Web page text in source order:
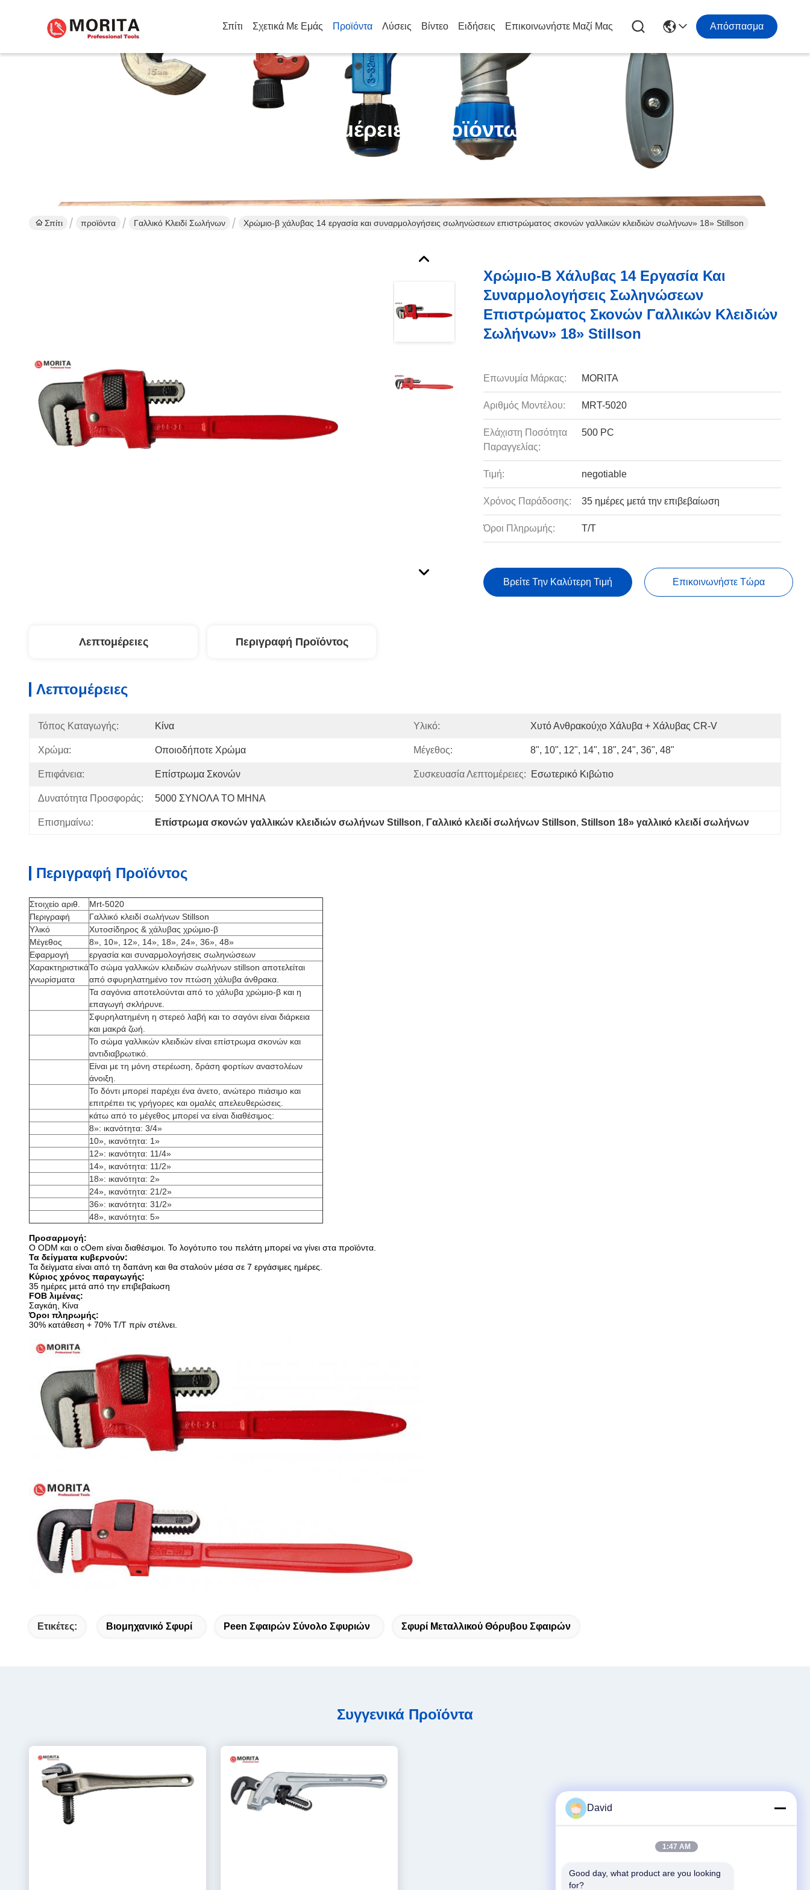
Σπίτι Σχετικά Με Εμάς Προϊόντα Λύσεις Βίντεο Ειδήσεις Επικοινωνήστε Μαζί Μας Απόσπασμα
Λεπτομέρειες Προϊόντων
Σπίτι προϊόντα Γαλλικό Κλειδί Σωλήνων Χρώμιο-β χάλυβας 14 εργασία και συναρμολογήσεις σωληνώσεων επιστρώματος σκονών γαλλικών κλειδιών σωλήνων» 18» Stillson
Χρώμιο-Β Χάλυβας 14 Εργασία Και
Συναρμολογήσεις Σωληνώσεων
Επιστρώματος Σκονών Γαλλικών Κλειδιών
Σωλήνων» 18» Stillson
Επωνυμία Μάρκας: MORITA
Αριθμός Μοντέλου: MRT-5020
Ελάχιστη Ποσότητα
Παραγγελίας:
500 PC
Τιμή: negotiable
Χρόνος Παράδοσης: 35 ημέρες μετά την επιβεβαίωση
Όροι Πληρωμής: T/T
Βρείτε Την Καλύτερη Τιμή Επικοινωνήστε Τώρα
Λεπτομέρειες Περιγραφή Προϊόντος
Λεπτομέρειες
Τόπος Καταγωγής: Κίνα Υλικό: Χυτό Ανθρακούχο Χάλυβα + Χάλυβας CR-V
Χρώμα: Οποιοδήποτε Χρώμα Μέγεθος: 8", 10", 12", 14", 18", 24", 36", 48"
Επιφάνεια: Επίστρωμα Σκονών Συσκευασία Λεπτομέρειες: Εσωτερικό Κιβώτιο
Δυνατότητα Προσφοράς: 5000 ΣΥΝΟΛΑ ΤΟ ΜΗΝΑ
Επισημαίνω: Επίστρωμα σκονών γαλλικών κλειδιών σωλήνων Stillson, Γαλλικό κλειδί σωλήνων Stillson, Stillson 18» γαλλικό κλειδί σωλήνων
Περιγραφή Προϊόντος
Στοιχείο αριθ.
Mrt-5020
Περιγραφή
Γαλλικό κλειδί σωλήνων Stillson
Υλικό
Χυτοσίδηρος & χάλυβας χρώμιο-β
Μέγεθος
8», 10», 12», 14», 18», 24», 36», 48»
Εφαρμογή
εργασία και συναρμολογήσεις σωληνώσεων
Χαρακτηριστικά
γνωρίσματα
Το σώμα γαλλικών κλειδιών σωλήνων stillson αποτελείται
από σφυρηλατημένο τον πτώση χάλυβα άνθρακα.
Τα σαγόνια αποτελούνται από το χάλυβα χρώμιο-β και η
επαγωγή σκλήρυνε.
Σφυρηλατημένη η στερεό λαβή και το σαγόνι είναι διάρκεια
και μακρά ζωή.
Το σώμα γαλλικών κλειδιών είναι επίστρωμα σκονών και
αντιδιαβρωτικό.
Είναι με τη μόνη στερέωση, δράση φορτίων αναστολέων
άνοιξη.
Το δόντι μπορεί παρέχει ένα άνετο, ανώτερο πιάσιμο και
επιτρέπει τις γρήγορες και ομαλές απελευθερώσεις.
κάτω από το μέγεθος μπορεί να είναι διαθέσιμος:
8»: ικανότητα: 3/4»
10», ικανότητα: 1»
12»: ικανότητα: 11/4»
14», ικανότητα: 11/2»
18»: ικανότητα: 2»
24», ικανότητα: 21/2»
36»: ικανότητα: 31/2»
48», ικανότητα: 5»
Προσαρμογή:
Ο ODM και ο cOem είναι διαθέσιμοι. Το λογότυπο του πελάτη μπορεί να γίνει στα προϊόντα.
Τα δείγματα κυβερνούν:
Τα δείγματα είναι από τη δαπάνη και θα σταλούν μέσα σε 7 εργάσιμες ημέρες.
Κύριος χρόνος παραγωγής:
35 ημέρες μετά από την επιβεβαίωση
FOB λιμένας:
Σαγκάη, Κίνα
Όροι πληρωμής:
30% κατάθεση + 70% T/T πρίν στέλνει.
Ετικέτες: Βιομηχανικό Σφυρί Peen Σφαιρών Σύνολο Σφυριών Σφυρί Μεταλλικού Θόρυβου Σφαιρών
Συγγενικά Προϊόντα
David
1:47 AM
Good day, what product are you looking
for?